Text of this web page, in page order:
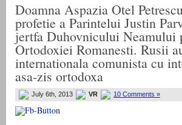
Doamna Aspazia Otel
profetie a Parintelui Justin
jertfa Duhovnicului Neamului
Ortodoxiei Romanesti. Rusii
internationala comunista cu
asa-zis ortodoxa
July 6th, 2013 VR 10 Comments »